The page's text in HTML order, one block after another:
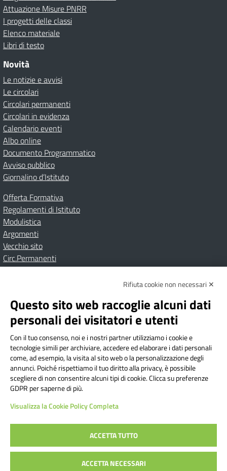
Attuazione Misure PNRR
I progetti delle classi
Elenco materiale
Libri di testo
Novità
Le notizie e avvisi
Le circolari
Circolari permanenti
Circolari in evidenza
Calendario eventi
Albo online
Documento Programmatico
Avviso pubblico
Giornalino d’Istituto
Offerta Formativa
Regolamenti di Istituto
Modulistica
Argomenti
Vecchio sito
Circ.Permanenti
Albo onlinePrivacy Policy
Dichiarazione di accessibilità
Note Legali
Istituto Comprensivo Bricherasio
Via Cesare Bollea n. 3 - 10064 Bricherasio (TO) | P.E.O.:
toic84200d@istruzione.it | P.E.C.:
toic84200d@pec.istruzione.it
Codice Fiscale: 94544620019 | Cod. Meccanografico:
TOIC84200D | Codice IPA: istsc_toic84200d | Codice
Univoco: UFYI9M
Sito web realizzato da AVVALE SPA|Concept & Design by
Designers Italia
Rifiuta cookie non necessari ✕
Questo sito web raccoglie alcuni dati
personali dei visitatori e utenti
Con il tuo consenso, noi e i nostri partner utilizziamo i cookie e
tecnologie simili per archiviare, accedere ed elaborare i dati personali
come, ad esempio, la visita al sito web o la personalizzazione degli
annunci. Poiché rispettiamo il tuo diritto alla privacy, è possibile
scegliere di non consentire alcuni tipi di cookie. Clicca su preferenze
GDPR per saperne di più.
Visualizza la Cookie Policy Completa
ACCETTA TUTTO
ACCETTA NECESSARI